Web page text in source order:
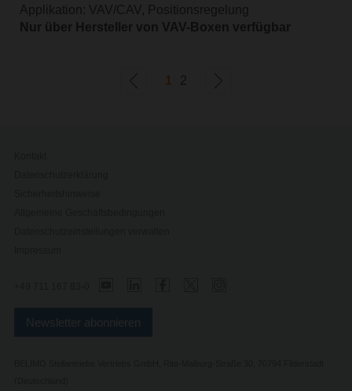
Applikation: VAV/CAV, Positionsregelung
Nur über Hersteller von VAV-Boxen verfügbar
1 2